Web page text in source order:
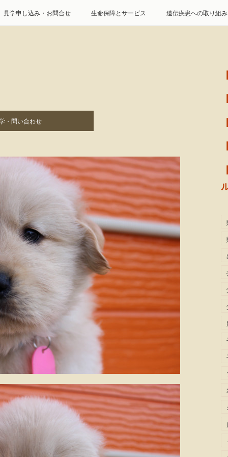
見学申し込み・お問合せ 生命保障とサービス 遺伝疾患への取り組み
・問い合わせ